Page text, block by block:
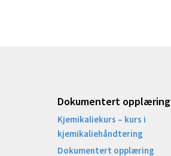
Dokumentert opplæring
Kjemikaliekurs – kurs i
kjemikaliehåndtering
Dokumentert opplæring